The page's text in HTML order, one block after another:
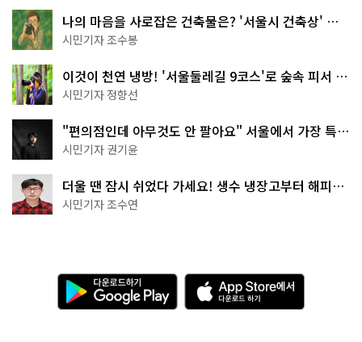
나의 마음을 사로잡은 건축물은? '서울시 건축상' 수
상작 공개!
시민기자 조수봉
이것이 천연 냉방! '서울둘레길 9코스'로 숲속 피서 떠
나볼까
시민기자 정향선
"편의점인데 아무것도 안 팔아요" 서울에서 가장 특별
한 편의점의 정체
시민기자 권기윤
더울 땐 잠시 쉬었다 가세요! 생수 냉장고부터 해피소
·무더위쉼터까지
시민기자 조수연
다
운
로
A
p
p